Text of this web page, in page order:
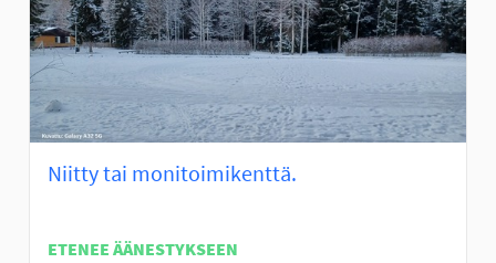
Niitty tai monitoimikenttä.
ETENEE ÄÄNESTYKSEEN